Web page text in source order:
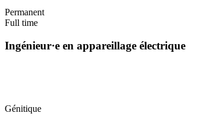
Permanent
Full time
Ingénieur·e en appareillage électrique
Génitique